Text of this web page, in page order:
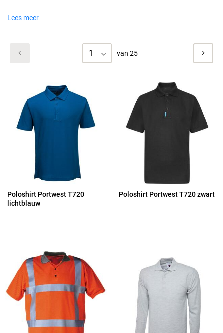
Lees meer
1 van 25
Poloshirt Portwest T720
lichtblauw
Poloshirt Portwest T720 zwart